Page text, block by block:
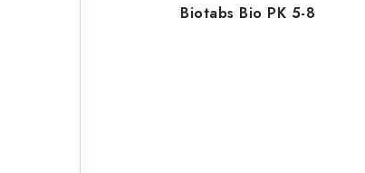
Biotabs Bio PK 5-8